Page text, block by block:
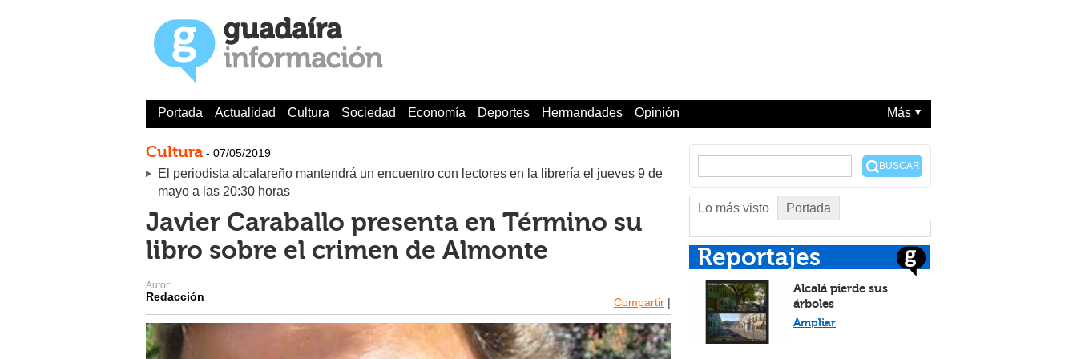
Portada Actualidad Cultura Sociedad Economía Deportes Hermandades Opinión Más
Cultura - 07/05/2019
El periodista alcalareño mantendrá un encuentro con lectores en la librería el jueves 9 de
mayo a las 20:30 horas
Javier Caraballo presenta en Término su
libro sobre el crimen de Almonte
Autor:
Redacción Compartir |
BUSCAR
Lo más visto Portada
Reportajes
Alcalá pierde sus
árboles
Ampliar